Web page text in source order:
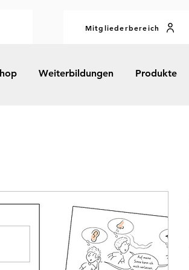
Mitgliederbereich
Weiterbildungen Produkte